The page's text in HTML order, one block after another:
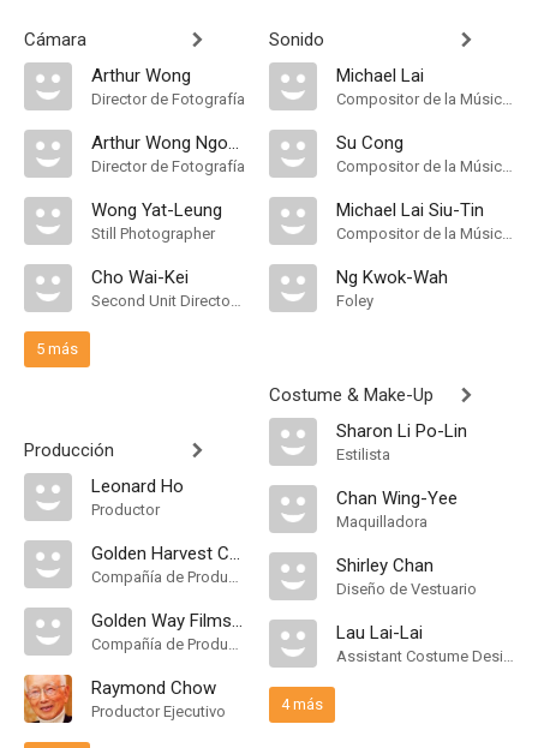
Cámara
Arthur Wong
Director de Fotografía
Arthur Wong Ngok-Tai
Director de Fotografía
Wong Yat-Leung
Still Photographer
Cho Wai-Kei
Second Unit Director of Photography
5 más
Producción
Leonard Ho
Productor
Golden Harvest Company
Compañía de Produccion
Golden Way Films Ltd
Compañía de Produccion
Raymond Chow
Productor Ejecutivo
Sonido
Michael Lai
Compositor de la Música Original
Su Cong
Compositor de la Música Original
Michael Lai Siu-Tin
Compositor de la Música Original
Ng Kwok-Wah
Foley
Costume & Make-Up
Sharon Li Po-Lin
Estilista
Chan Wing-Yee
Maquilladora
Shirley Chan
Diseño de Vestuario
Lau Lai-Lai
Assistant Costume Designer
4 más